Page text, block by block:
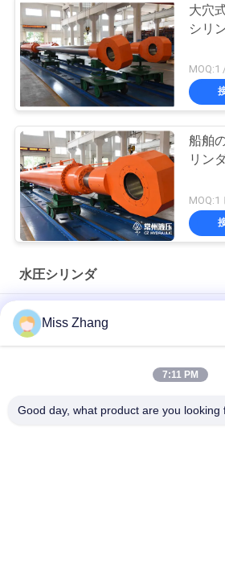
大穴
シリ
MOQ:1
船舶
リン
MOQ:1
水圧シリンダ
石油産業のための放射状のゲートの頑丈
シリンダー
Miss Zhang
7:11 PM
Good day, what product are you looking